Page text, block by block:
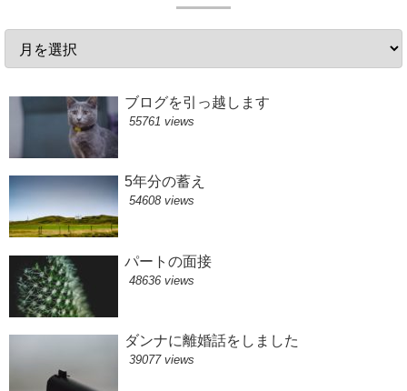
ブログを引っ越します
55761 views
5年分の蓄え
54608 views
パートの面接
48636 views
ダンナに離婚話をしました
39077 views